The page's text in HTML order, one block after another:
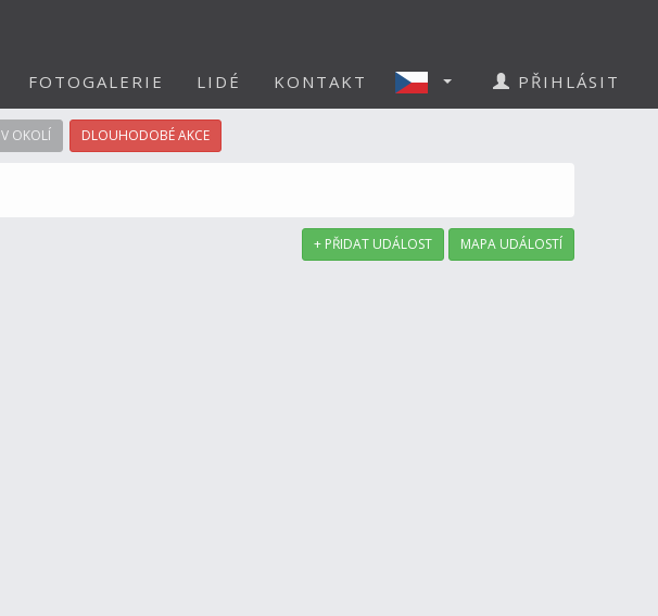
FOTOGALERIE LIDÉ KONTAKT PŘIHLÁSIT
V OKOLÍ DLOUHODOBÉ AKCE
+ PŘIDAT UDÁLOST MAPA UDÁLOSTÍ